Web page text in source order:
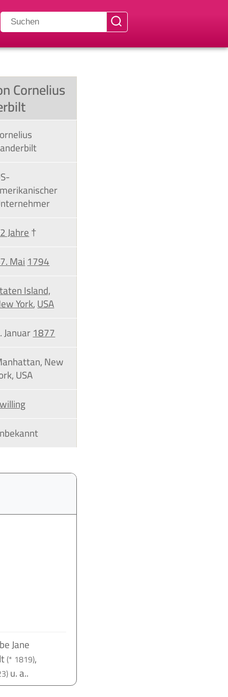
Cornelius
Jahre†
Mai1794
Island,
York,USA
Januar1877
New
USA
Jane
(* 1819),
u. a..